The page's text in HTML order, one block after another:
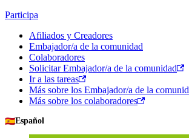
Participa
Afiliados y Creadores
Embajador/a de la comunidad
Colaboradores
Solicitar Embajador/a de la comunidad
Ir a las tareas
Más sobre los Embajador/a de la
Más sobre los colaboradores
🇪🇸Español